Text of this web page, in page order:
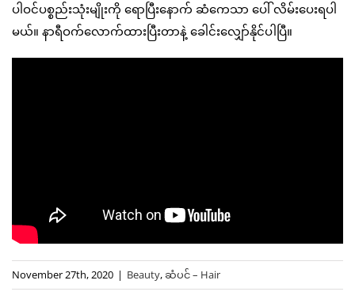
ပါဝင်ပစ္စည်းသုံးမျိုးကို ရောပြီးနောက် ဆံကေသာ ပေါ် လိမ်းပေးရပါ
မယ်။ နာရီဝက်လောက်ထားပြီးတာနဲ့ ခေါင်းလျှော်နိုင်ပါပြီ။
November 27th, 2020 | Beauty,ဆံပင် – Hair